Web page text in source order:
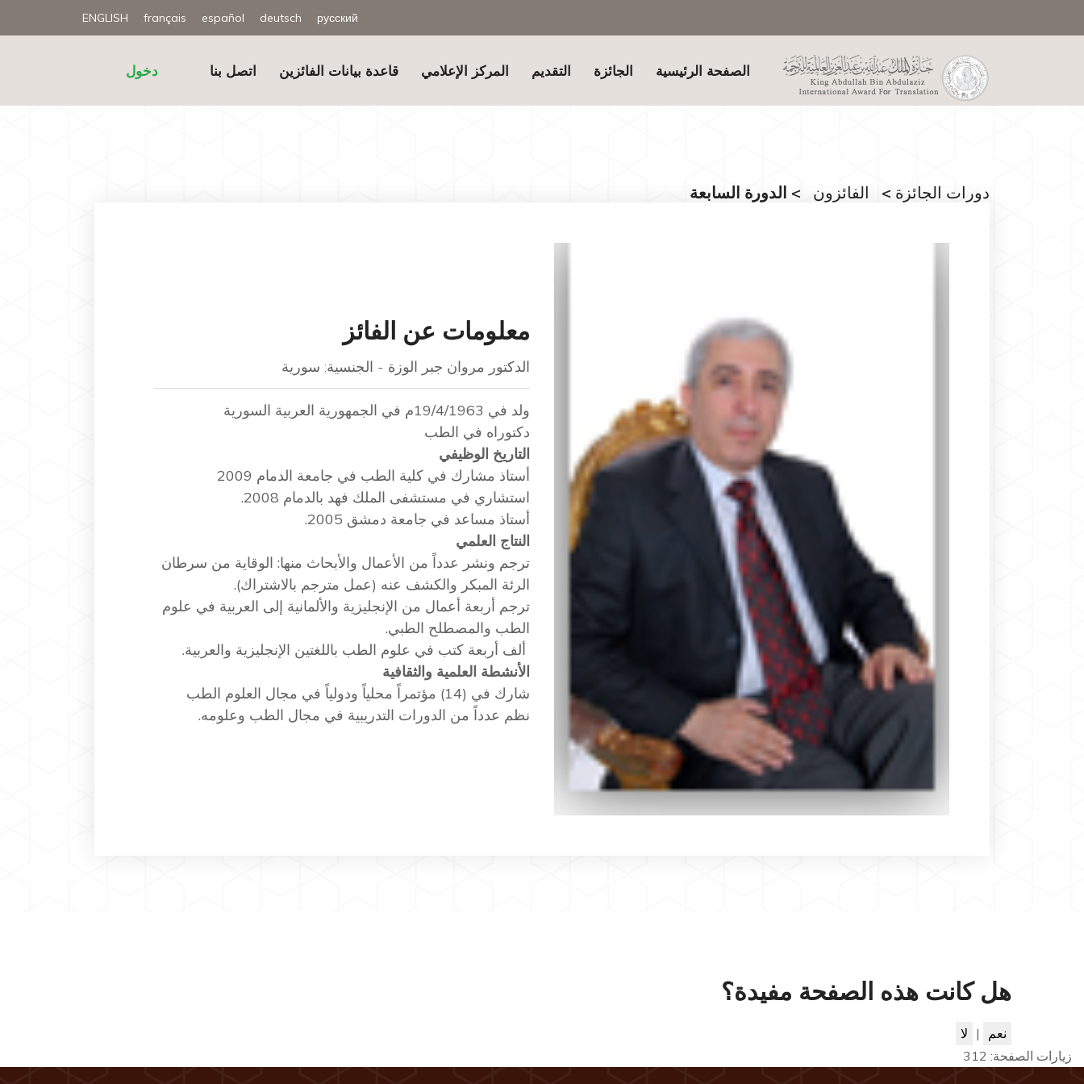
ENGLISH français español deutsch русский
الصفحة الرئيسية الجائزة التقديم المركز الإعلامي قاعدة بيانات الفائزين اتصل بنا دخول
دورات الجائزة > الفائزون > الدورة السابعة
معلومات عن الفائز
الدكتور مروان جبر الوزة - الجنسية: سورية
ولد في 19/4/1963م في الجمهورية العربية السورية
دكتوراه في الطب
التاريخ الوظيفي
أستاذ مشارك في كلية الطب في جامعة الدمام 2009
استشاري في مستشفى الملك فهد بالدمام 2008.
أستاذ مساعد في جامعة دمشق 2005.
النتاج العلمي
ترجم ونشر عدداً من الأعمال والأبحاث منها: الوقاية من سرطان
الرئة المبكر والكشف عنه (عمل مترجم بالاشتراك).
ترجم أربعة أعمال من الإنجليزية والألمانية إلى العربية في علوم
الطب والمصطلح الطبي.
ألف أربعة كتب في علوم الطب باللغتين الإنجليزية والعربية.
الأنشطة العلمية والثقافية
شارك في (14) مؤتمراً محلياً ودولياً في مجال العلوم الطب
نظم عدداً من الدورات التدريبية في مجال الطب وعلومه.
هل كانت هذه الصفحة مفيدة؟
نعم | لا
زيارات الصفحة: 312